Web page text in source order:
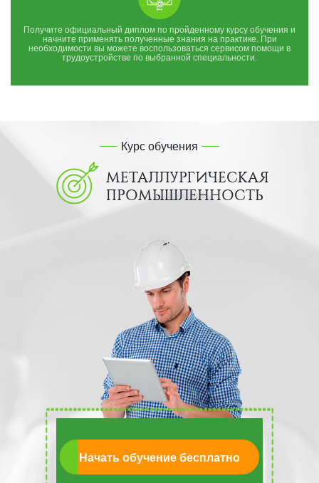
Получите официальный диплом по пройденному курсу обучения и
начните применять полученные знания на практике. При
необходимости вы можете воспользоваться сервисом помощи в
трудоустройстве по выбранной специальности.
Курс обучения
МЕТАЛЛУРГИЧЕСКАЯ
ПРОМЫШЛЕННОСТЬ
Начать обучение бесплатно